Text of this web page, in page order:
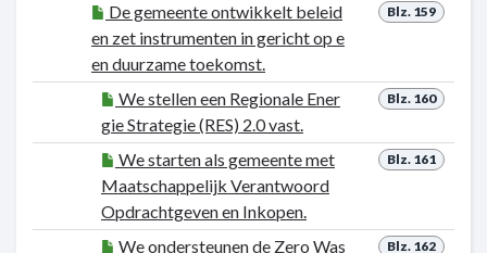
Blz. 159
De gemeente ontwikkelt beleid
en zet instrumenten in gericht op e
en duurzame toekomst.
Blz. 160
We stellen een Regionale Ener
gie Strategie (RES) 2.0 vast.
Blz. 161
We starten als gemeente met
Maatschappelijk Verantwoord
Opdrachtgeven en Inkopen.
Blz. 162
We ondersteunen de Zero Was